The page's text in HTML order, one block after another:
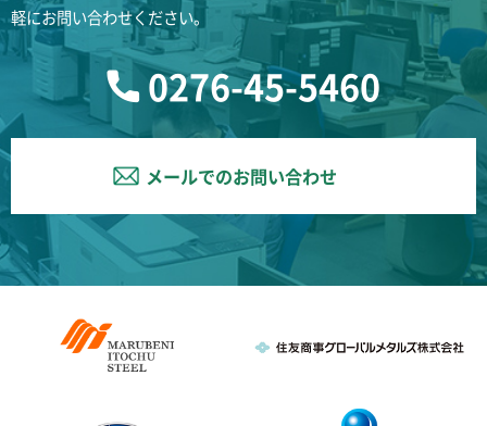
軽にお問い合わせください。
0276-45-5460
メールでのお問い合わせ